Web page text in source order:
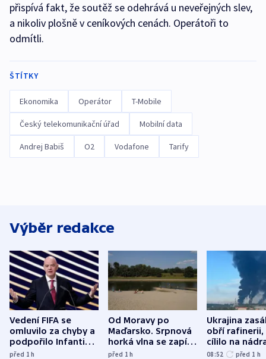
přispívá fakt, že soutěž se odehrává u neveřejných slev,
a nikoliv plošně v ceníkových cenách. Operátoři to
odmítli.
ŠTÍTKY
Ekonomika Operátor T-Mobile
Český telekomunikační úřad Mobilní data
Andrej Babiš O2 Vodafone Tarify
Výběr redakce
Vedení FIFA se
omluvilo za chyby a
podpořilo Infantina.
UEFA trvá na
před 1h
Od Moravy po
Maďarsko. Srpnová
horká vlna se zapíše
do dějin
před 1h
Ukrajina
obří rafinerii,
cílilo na
autobus
08:52 před 1 h